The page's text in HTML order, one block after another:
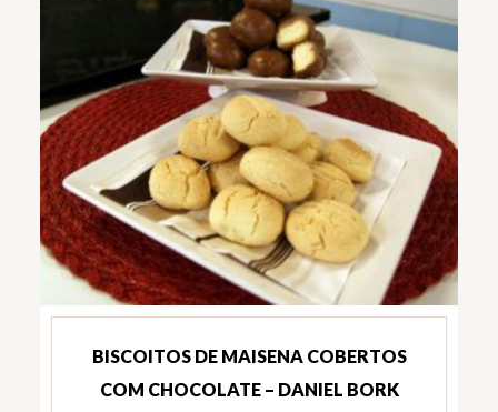
BISCOITOS DE MAISENA COBERTOS
COM CHOCOLATE – DANIEL BORK